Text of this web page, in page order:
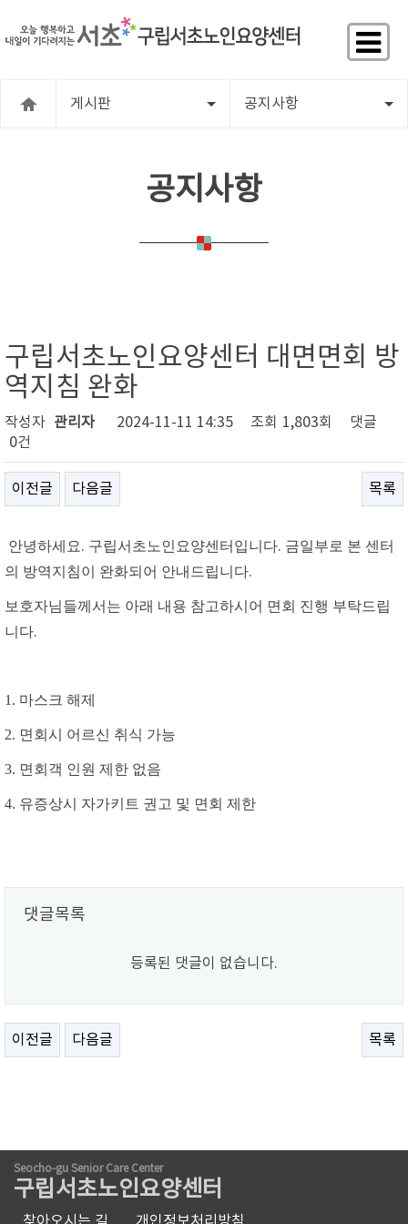
게시판 공지사항
공지사항
구립서초노인요양센터 대면면회 방
역지침 완화
작성자 관리자 2024-11-11 14:35 조회 1,803회
댓글
0건
이전글 다음글 목록
안녕하세요. 구립서초노인요양센터입니다. 금일부로 본 센터
의 방역지침이 완화되어 안내드립니다.
보호자님들께서는 아래 내용 참고하시어 면회 진행 부탁드립
니다.
1. 마스크 해제
2. 면회시 어르신 취식 가능
3. 면회객 인원 제한 없음
4. 유증상시 자가키트 권고 및 면회 제한
댓글목록
등록된 댓글이 없습니다.
이전글 다음글 목록
Seocho-gu Senior Care Center
구립서초노인요양센터